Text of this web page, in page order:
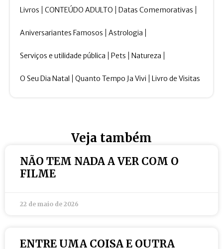
Livros CONTEÚDO ADULTO Datas Comemorativas
Aniversariantes Famosos Astrologia
Serviços e utilidade pública Pets Natureza
O Seu Dia Natal Quanto Tempo Ja Vivi Livro de Visitas
Veja também
NÃO TEM NADA A VER COM O
FILME
22 de maio de 2026
ENTRE UMA COISA E OUTRA